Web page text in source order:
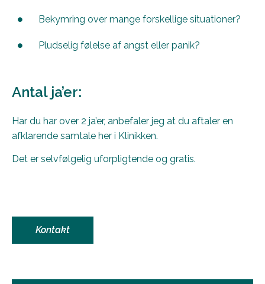
Bekymring over mange forskellige situationer?
Pludselig følelse af angst eller panik?
Antal ja’er:
Har du har over 2 ja’er, anbefaler jeg at du aftaler en
afklarende samtale her i Klinikken.
Det er selvfølgelig uforpligtende og gratis.
Kontakt